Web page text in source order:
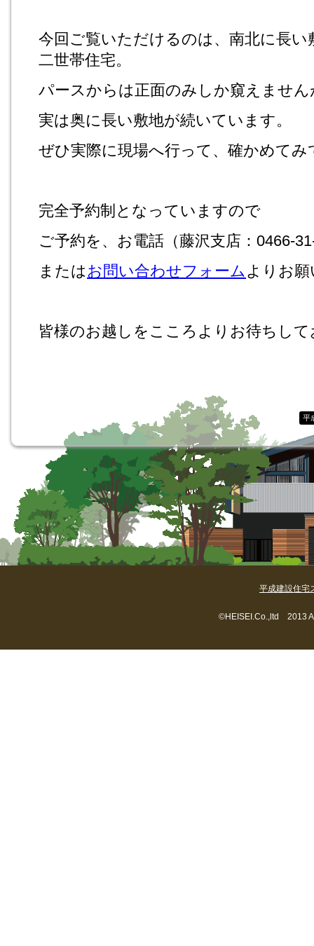
今回ご覧いただけるのは、南北に長い
二世帯住宅。
パースからは正面のみしか窺えません
実は奥に長い敷地が続いています。
ぜひ実際に現場へ行って、確かめてみ
完全予約制となっていますので
ご予約を、お電話（藤沢支店：0466-
またはお問い合わせフォームよりお
皆様のお越しをこころよりお待ちし
平
平成建設住
©HEISEI.Co.,ltd